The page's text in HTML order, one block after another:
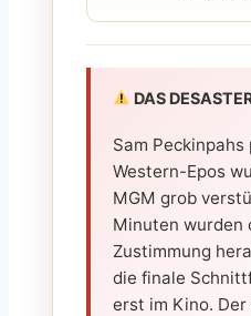
DAS
Sam
Western-Epos
MGM grob
Minuten wurden
Zustimmung
die finale
erst im Kino.